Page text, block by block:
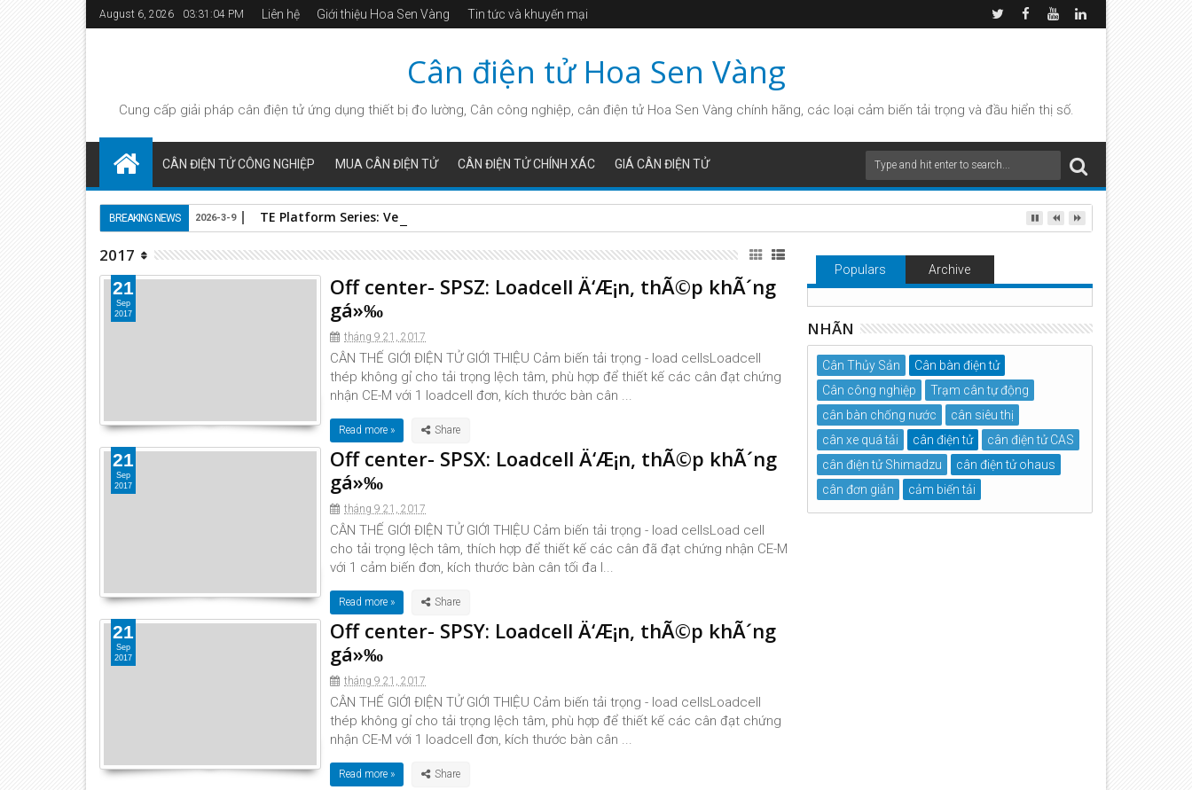
August 6, 2026 03:31:05 PM Liên hệ Giới thiệu Hoa Sen Vàng Tin tức và khuyến mại
Cân điện tử Hoa Sen Vàng
Cung cấp giải pháp cân điện tửứng dụng thiết bị đo lường, Cân công nghiệp, cân điện tử Hoa Sen Vàng chính hãng, các loại cảm biến tải trọng và đầu hiển thị số.
CÂN ĐIỆN TỬ CÔNG NGHIỆP MUA CÂN ĐIỆN TỬ CÂN ĐIỆN TỬ CHÍNH XÁC GIÁ CÂN ĐIỆN TỬ
BREAKING NEWS TE Platform Series: Versatile Platform Scales for All Industries
2026-3-9
2017
Off center- SPSZ: Loadcell Ä‘Æ¡n, thÃ©p khÃ´ng
gá»‰
tháng 9 21, 2017
CÂN THẾ GIỚI ĐIỆN TỬ GIỚI THIỆU Cảm biến tải trọng - load cellsLoadcell
thép không gỉ cho tải trọng lệch tâm, phù hợp để thiết kế các cân đạt chứng
nhận CE-M với 1 loadcell đơn, kích thước bàn cân ...
Read more »
21
Sep
2017
Off center- SPSX: Loadcell Ä‘Æ¡n, thÃ©p khÃ´ng
gá»‰
tháng 9 21, 2017
CÂN THẾ GIỚI ĐIỆN TỬ GIỚI THIỆU Cảm biến tải trọng - load cellsLoad cell
cho tải trọng lệch tâm, thích hợp để thiết kế các cân đã đạt chứng nhận CE-M
với 1 cảm biến đơn, kích thước bàn cân tối đa l...
Read more »
21
Sep
2017
Off center- SPSY: Loadcell Ä‘Æ¡n, thÃ©p khÃ´ng
gá»‰
tháng 9 21, 2017
CÂN THẾ GIỚI ĐIỆN TỬ GIỚI THIỆU Cảm biến tải trọng - load cellsLoadcell
thép không gỉ cho tải trọng lệch tâm, phù hợp để thiết kế các cân đạt chứng
nhận CE-M với 1 loadcell đơn, kích thước bàn cân ...
Read more »
21
Sep
2017
Populars Archive
NHÃN
Cân Thủy Sản
Cân bàn điện tử
Cân công nghiệp
Trạm cân tự động
cân bàn chống nước
cân siêu thị
cân xe quá tải
cân điện tử
cân điện tử CAS
cân điện tử Shimadzu
cân điện tử ohaus
cân đơn giản
cảm biến tải